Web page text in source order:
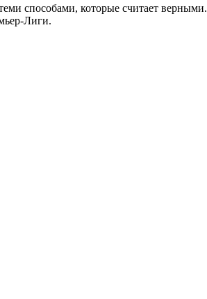
способами, которые считает верными.
Лиги.